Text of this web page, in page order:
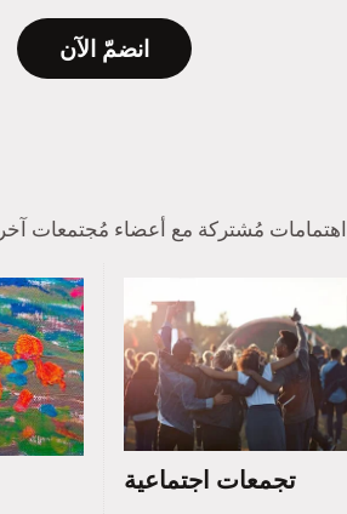
انضمّ الآن
تجمعات اجتماعية